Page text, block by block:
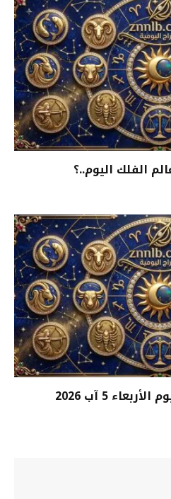
الفلك اليوم..؟
5 آب 2026